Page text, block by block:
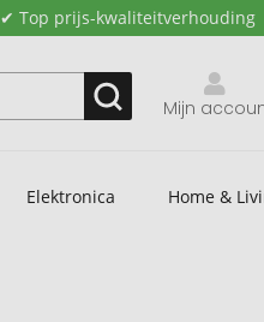
✔ Top prijs-kwaliteitverhouding
Mijn
Elektronica Home &